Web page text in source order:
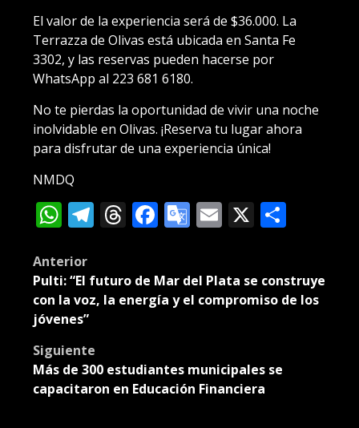
El valor de la experiencia será de $36.000. La
Terrazza de Olivas está ubicada en Santa Fe
3302, y las reservas pueden hacerse por
WhatsApp al 223 681 6180.
No te pierdas la oportunidad de vivir una noche
inolvidable en Olivas. ¡Reserva tu lugar ahora
para disfrutar de una experiencia única!
NMDQ
WhatsApp
Telegram
Threads
Facebook
Google
Email
X
Post
navigation
Anterior
Pulti: “El futuro de Mar del Plata se construye
con la voz, la energía y el compromiso de los
jóvenes”
Siguiente
Más de 300 estudiantes municipales se
capacitaron en Educación Financiera